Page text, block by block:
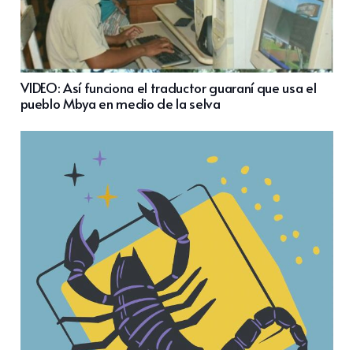
VIDEO: Así funciona el traductor guaraní que usa el
pueblo Mbya en medio de la selva